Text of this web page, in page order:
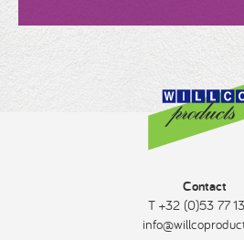
Contact
T +32 (0)53 77